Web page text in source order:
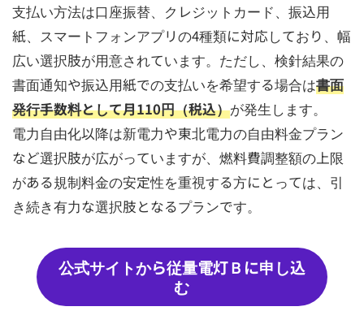
支払い方法は口座振替、クレジットカード、振込用
紙、スマートフォンアプリの4種類に対応しており、幅
広い選択肢が用意されています。ただし、検針結果の
書面通知や振込用紙での支払いを希望する場合は書面
発行手数料として月110円（税込）が発生します。
電力自由化以降は新電力や東北電力の自由料金プラン
など選択肢が広がっていますが、燃料費調整額の上限
がある規制料金の安定性を重視する方にとっては、引
き続き有力な選択肢となるプランです。
公式サイトから従量電灯Ｂに申し込
む